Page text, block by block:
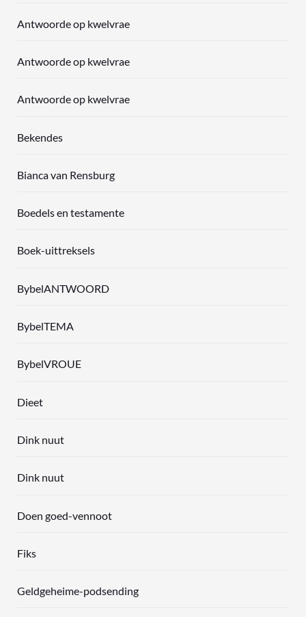
Antwoorde op kwelvrae
Antwoorde op kwelvrae
Antwoorde op kwelvrae
Bekendes
Bianca van Rensburg
Boedels en testamente
Boek-uittreksels
BybelANTWOORD
BybelTEMA
BybelVROUE
Dieet
Dink nuut
Dink nuut
Doen goed-vennoot
Fiks
Geldgeheime-podsending